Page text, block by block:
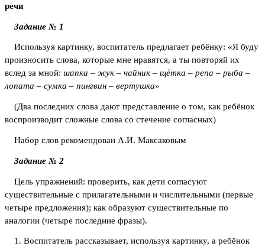
речи
Задание № 1
Используя картинку, воспитатель предлагает ребёнку: «Я буду
произносить слова, которые мне нравятся, а ты повторяй их
вслед за мной: шапка – жук – чайник – щётка – репа – рыба –
лопата – сумка – пингвин – вертушка»
(Два последних слова дают представление о том, как ребёнок
воспроизводит сложные слова со стечение согласных)
Набор слов рекомендован А.И. Максаковым
Задание № 2
Цель упражнений: проверить, как дети согласуют
существительные с прилагательными и числительными (первые
четыре предложения); как образуют существительные по
аналогии (четыре последние фразы).
1. Воспитатель рассказывает, используя картинку, а ребёнок